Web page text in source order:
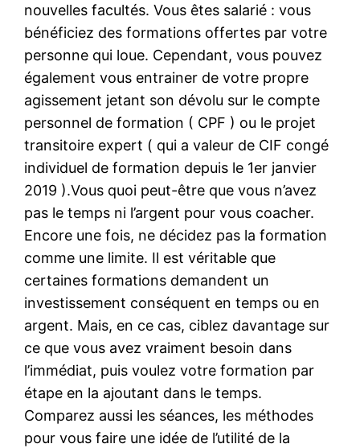
nouvelles facultés. Vous êtes salarié : vous
bénéficiez des formations offertes par votre
personne qui loue. Cependant, vous pouvez
également vous entrainer de votre propre
agissement jetant son dévolu sur le compte
personnel de formation ( CPF ) ou le projet
transitoire expert ( qui a valeur de CIF congé
individuel de formation depuis le 1er janvier
2019 ).Vous quoi peut-être que vous n’avez
pas le temps ni l’argent pour vous coacher.
Encore une fois, ne décidez pas la formation
comme une limite. Il est véritable que
certaines formations demandent un
investissement conséquent en temps ou en
argent. Mais, en ce cas, ciblez davantage sur
ce que vous avez vraiment besoin dans
l’immédiat, puis voulez votre formation par
étape en la ajoutant dans le temps.
Comparez aussi les séances, les méthodes
pour vous faire une idée de l’utilité de la